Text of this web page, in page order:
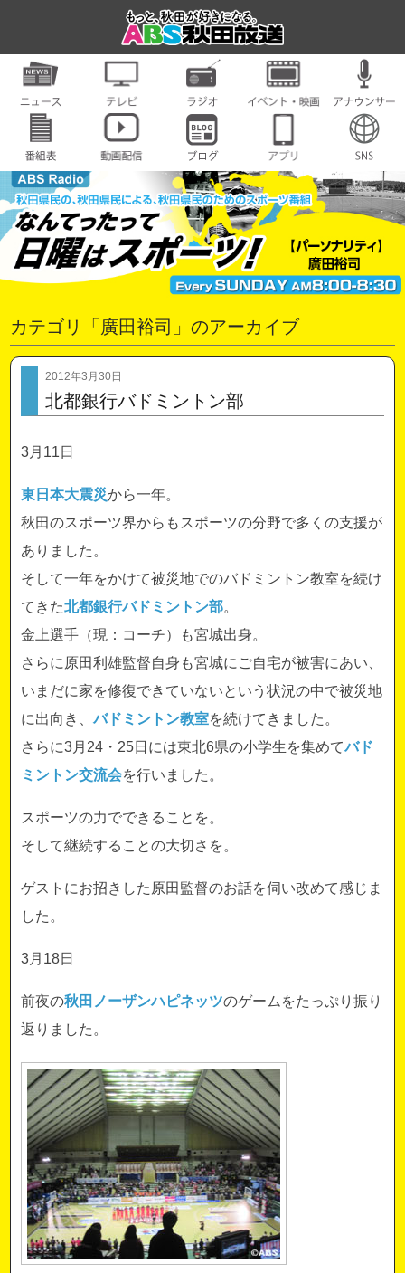
カテゴリ「廣田裕司」のアーカイブ
2012年3月30日
北都銀行バドミントン部
3月11日
東日本大震災から一年。
秋田のスポーツ界からもスポーツの分野で多くの支援が
ありました。
そして一年をかけて被災地でのバドミントン教室を続け
てきた北都銀行バドミントン部。
金上選手（現：コーチ）も宮城出身。
さらに原田利雄監督自身も宮城にご自宅が被害にあい、
いまだに家を修復できていないという状況の中で被災地
に出向き、バドミントン教室を続けてきました。
さらに3月24・25日には東北6県の小学生を集めてバド
ミントン交流会を行いました。
スポーツの力でできることを。
そして継続することの大切さを。
ゲストにお招きした原田監督のお話を伺い改めて感じま
した。
3月18日
前夜の秋田ノーザンハピネッツのゲームをたっぷり振り
返りました。